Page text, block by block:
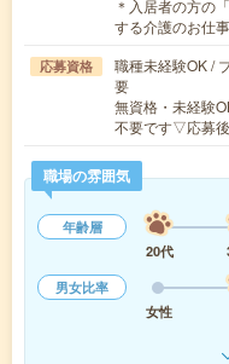
＊入居者の方の
する介護のお仕
応募資格
職種未経験OK /
要
無資格・未経験
不要です▽応募
職場の雰囲気
年齢層
20代
男女比率
女性